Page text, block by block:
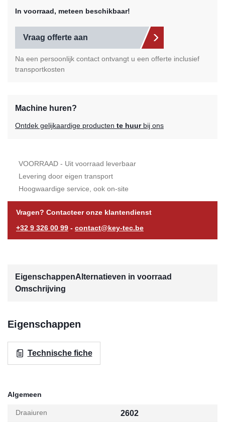
In voorraad, meteen beschikbaar!
Vraag offerte aan
Na een persoonlijk contact ontvangt u een offerte inclusief
transportkosten
Machine huren?
Ontdek gelijkaardige producten te huurbij ons
VOORRAAD - Uit voorraad leverbaar
Levering door eigen transport
Hoogwaardige service, ook on-site
Vragen? Contacteer onze klantendienst
+32 9 326 00 99 - contact@key-tec.be
EigenschappenAlternatieven in voorraad
Omschrijving
Eigenschappen
Technische fiche
Algemeen
Draaiuren 2602